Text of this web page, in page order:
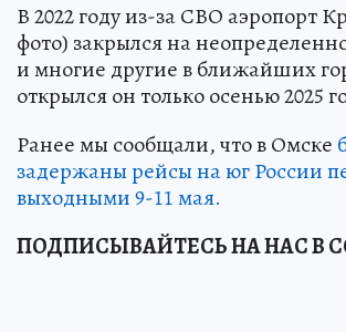
В 2022 году из-за СВО аэропорт
фото) закрылся на
и многие другие в ближайших
открылся он только осенью 2025
Ранее мы сообщали, что в Омске
задержаны рейсы на юг России
выходными 9-11 мая.
ПОДПИСЫВАЙТЕСЬ НА НАС В